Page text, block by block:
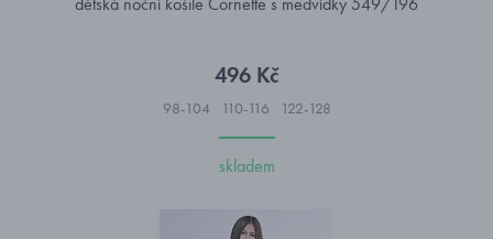
496 Kč
98-104 110-116 122-128
skladem